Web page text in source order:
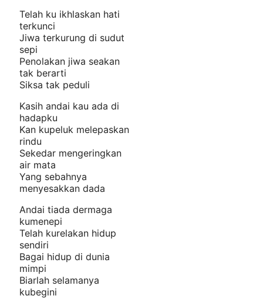
Telah ku ikhlaskan hati
terkunci
Jiwa terkurung di sudut
sepi
Penolakan jiwa seakan
tak berarti
Siksa tak peduli
Kasih andai kau ada di
hadapku
Kan kupeluk melepaskan
rindu
Sekedar mengeringkan
air mata
Yang sebahnya
menyesakkan dada
Andai tiada dermaga
kumenepi
Telah kurelakan hidup
sendiri
Bagai hidup di dunia
mimpi
Biarlah selamanya
kubegini